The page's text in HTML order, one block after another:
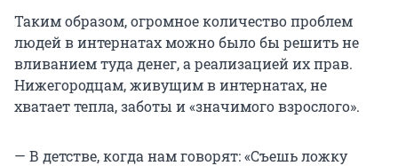
Таким образом, огромное количество проблем
людей в интернатах можно было бы решить не
вливанием туда денег, а реализацией их прав.
Нижегородцам, живущим в интернатах, не
хватает тепла, заботы и «значимого взрослого».
— В детстве, когда нам говорят: «Съешь ложку